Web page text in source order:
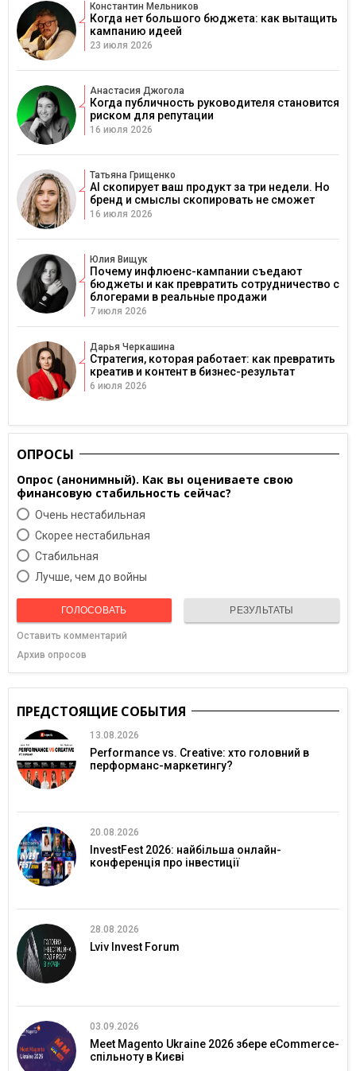
Константин Мельников
Когда нет большого бюджета: как вытащить
кампанию идеей
23 июля 2026
Анастасия Джогола
Когда публичность руководителя становится
риском для репутации
16 июля 2026
Татьяна Грищенко
AI скопирует ваш продукт за три недели. Но
бренд и смыслы скопировать не сможет
16 июля 2026
Юлия Вищук
Почему инфлюенс-кампании съедают
бюджеты и как превратить сотрудничество с
блогерами в реальные продажи
7 июля 2026
Дарья Черкашина
Стратегия, которая работает: как превратить
креатив и контент в бизнес-результат
6 июля 2026
ОПРОСЫ
Опрос (анонимный). Как вы оцениваете свою
финансовую стабильность сейчас?
Очень нестабильная
Скорее нестабильная
Cтабильная
Лучше, чем до войны
ГОЛОСОВАТЬ РЕЗУЛЬТАТЫ
Оставить комментарий
Архив опросов
ПРЕДСТОЯЩИЕ СОБЫТИЯ
13.08.2026
Performance vs. Creative: хто головний в
перформанс-маркетингу?
20.08.2026
InvestFest 2026: найбільша онлайн-
конференція про інвестиції
28.08.2026
Lviv Invest Forum
03.09.2026
Meet Magento Ukraine 2026 збере eCommerce-
спільноту в Києві